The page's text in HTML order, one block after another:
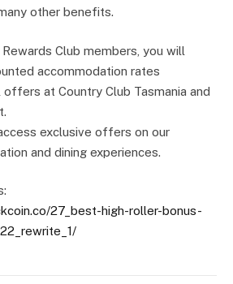
other benefits.
Club members, you will
accommodation rates
offers at Country Club Tasmania and
exclusive offers on our
and dining experiences.
27_best-high-roller-bonus-